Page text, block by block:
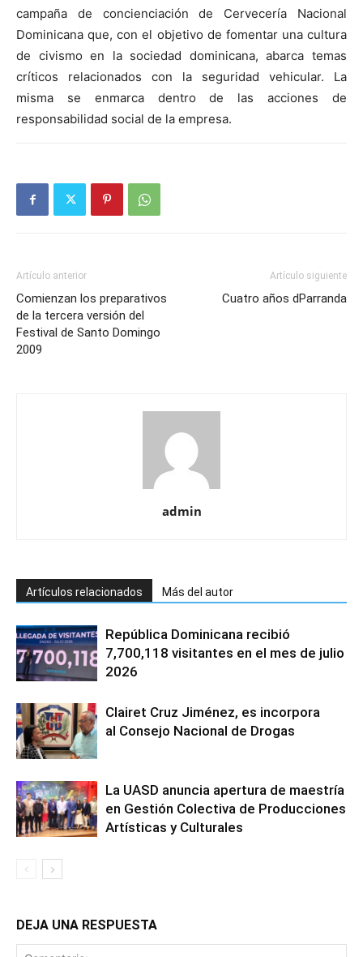
campaña de concienciación de Cervecería Nacional
Dominicana que, con el objetivo de fomentar una cultura
de civismo en la sociedad dominicana, abarca temas
críticos relacionados con la seguridad vehicular. La
misma se enmarca dentro de las acciones de
responsabilidad social de la empresa.
Artículo anterior
Comienzan los preparativos
de la tercera versión del
Festival de Santo Domingo
2009
Artículo siguiente
Cuatro años dParranda
admin
Artículos relacionados Más del autor
República Dominicana recibió
7,700,118 visitantes en el mes de julio
2026
Clairet Cruz Jiménez, es incorpora
al Consejo Nacional de Drogas
La UASD anuncia apertura de maestría
en Gestión Colectiva de Producciones
Artísticas y Culturales
DEJA UNA RESPUESTA